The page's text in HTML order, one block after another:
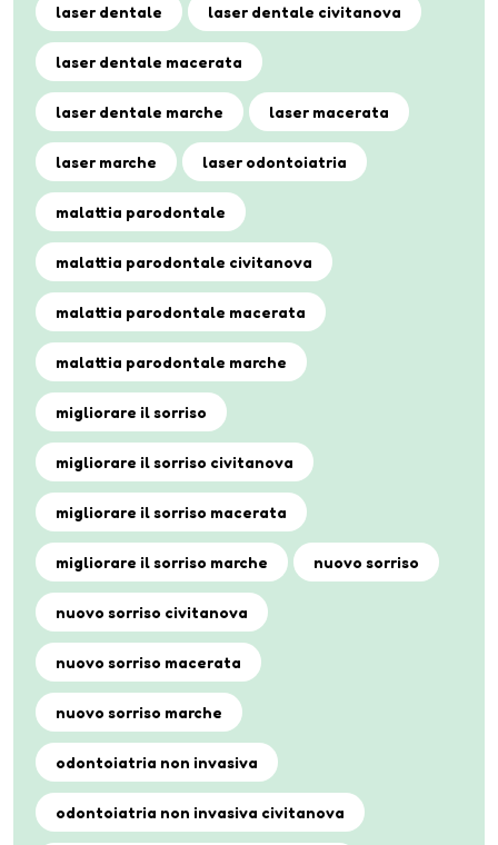
laser dentale laser dentale civitanova
laser dentale macerata
laser dentale marche laser macerata
laser marche laser odontoiatria
malattia parodontale
malattia parodontale civitanova
malattia parodontale macerata
malattia parodontale marche
migliorare il sorriso
migliorare il sorriso civitanova
migliorare il sorriso macerata
migliorare il sorriso marche nuovo sorriso
nuovo sorriso civitanova
nuovo sorriso macerata
nuovo sorriso marche
odontoiatria non invasiva
odontoiatria non invasiva civitanova